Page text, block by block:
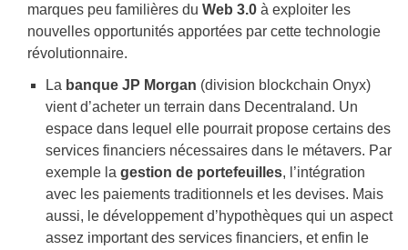
marques peu familières duWeb 3.0 à exploiter les
nouvelles opportunités apportées par cette technologie
révolutionnaire.
La banque JP Morgan (division blockchain Onyx)
vient d’acheter un terrain dans Decentraland. Un
espace dans lequel elle pourrait propose certains des
services financiers nécessaires dans le métavers. Par
exemple la gestion de portefeuilles, l’intégration
avec les paiements traditionnels et les devises. Mais
aussi, le développement d’hypothèques qui un aspect
assez important des services financiers, et enfin le